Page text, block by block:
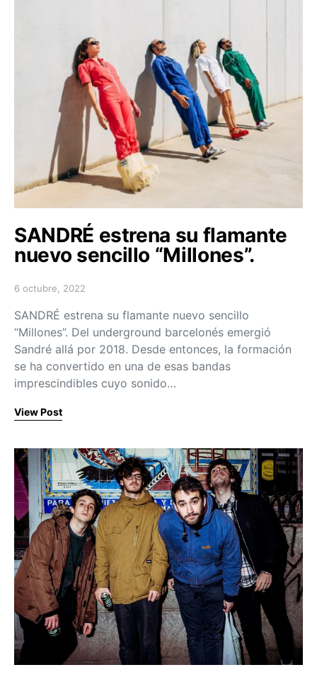
SANDRÉ estrena su flamante
nuevo sencillo “Millones”.
Posted on
6 octubre, 2022
SANDRÉ estrena su flamante nuevo sencillo
“Millones”. Del underground barcelonés emergió
Sandré allá por 2018. Desde entonces, la formación
se ha convertido en una de esas bandas
imprescindibles cuyo sonido…
View Post